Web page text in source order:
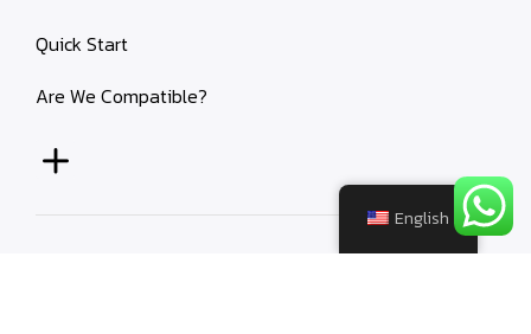
Quick Start
Are We Compatible?
English